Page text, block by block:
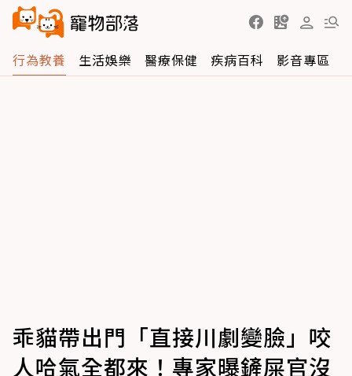
行為教養 生活娛樂 醫療保健 疾病百科 影音專區
乖貓帶出門「直接川劇變臉」咬
人哈氣全都來！專家曝鏟屎官沒